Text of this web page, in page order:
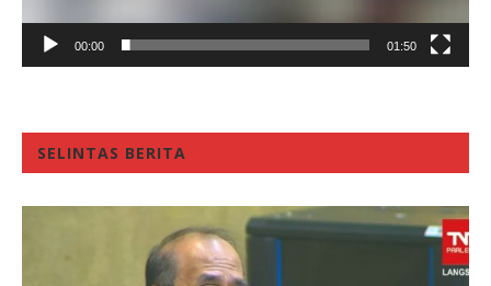
00:00 01:50
SELINTAS BERITA